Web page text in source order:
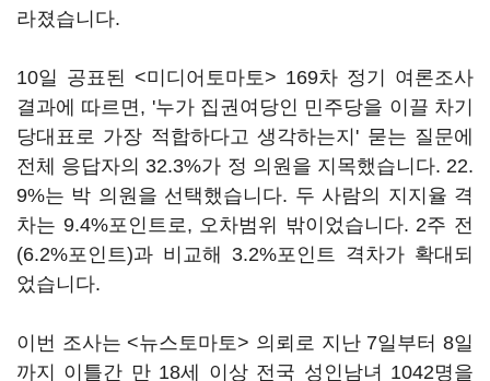
라졌습니다.
10일 공표된 <미디어토마토> 169차 정기 여론조사
결과에 따르면, '누가 집권여당인 민주당을 이끌 차기
당대표로 가장 적합하다고 생각하는지' 묻는 질문에
전체 응답자의 32.3%가 정 의원을 지목했습니다. 22.
9%는 박 의원을 선택했습니다. 두 사람의 지지율 격
차는 9.4%포인트로, 오차범위 밖이었습니다. 2주 전
(6.2%포인트)과 비교해 3.2%포인트 격차가 확대되
었습니다.
이번 조사는 <뉴스토마토> 의뢰로 지난 7일부터 8일
까지 이틀간 만 18세 이상 전국 성인남녀 1042명을